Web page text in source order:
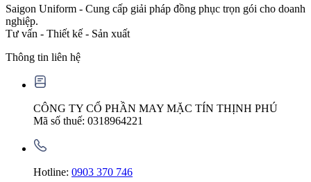
Saigon Uniform - Cung cấp giải pháp đồng phục trọn gói cho doanh
nghiệp.
Tư vấn - Thiết kế - Sản xuất
Thông tin liên hệ
CÔNG TY CỔ PHẦN MAY MẶC TÍN THỊNH PHÚ
Mã số thuế: 0318964221
Hotline: 0903 370 746